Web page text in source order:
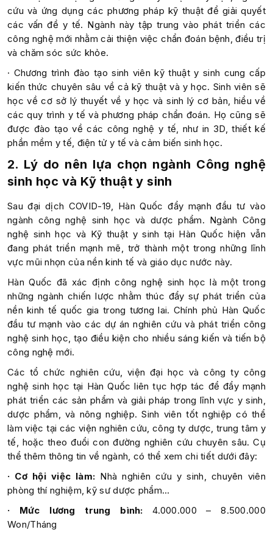
cứu và ứng dụng các phương pháp kỹ thuật để giải quyết
các vấn đề y tế. Ngành này tập trung vào phát triển các
công nghệ mới nhằm cải thiện việc chẩn đoán bệnh, điều trị
và chăm sóc sức khỏe.
· Chương trình đào tạo sinh viên kỹ thuật y sinh cung cấp
kiến thức chuyên sâu về cả kỹ thuật và y học. Sinh viên sẽ
học về cơ sở lý thuyết về y học và sinh lý cơ bản, hiểu về
các quy trình y tế và phương pháp chẩn đoán. Họ cũng sẽ
được đào tạo về các công nghệ y tế, như in 3D, thiết kế
phần mềm y tế, điện tử y tế và cảm biến sinh học.
2. Lý do nên lựa chọn ngành Công nghệ
sinh học và Kỹ thuật y sinh
Sau đại dịch COVID-19, Hàn Quốc đẩy mạnh đầu tư vào
ngành công nghệ sinh học và dược phẩm. Ngành Công
nghệ sinh học và Kỹ thuật y sinh tại Hàn Quốc hiện vẫn
đang phát triển mạnh mẽ, trở thành một trong những lĩnh
vực mũi nhọn của nền kinh tế và giáo dục nước này.
Hàn Quốc đã xác định công nghệ sinh học là một trong
những ngành chiến lược nhằm thúc đẩy sự phát triển của
nền kinh tế quốc gia trong tương lai. Chính phủ Hàn Quốc
đầu tư mạnh vào các dự án nghiên cứu và phát triển công
nghệ sinh học, tạo điều kiện cho nhiều sáng kiến và tiến bộ
công nghệ mới.
Các tổ chức nghiên cứu, viện đại học và công ty công
nghệ sinh học tại Hàn Quốc liên tục hợp tác để đẩy mạnh
phát triển các sản phẩm và giải pháp trong lĩnh vực y sinh,
dược phẩm, và nông nghiệp. Sinh viên tốt nghiệp có thể
làm việc tại các viện nghiên cứu, công ty dược, trung tâm y
tế, hoặc theo đuổi con đường nghiên cứu chuyên sâu. Cụ
thể thêm thông tin về ngành, có thể xem chi tiết dưới đây:
· Cơ hội việc làm: Nhà nghiên cứu y sinh, chuyên viên
phòng thí nghiệm, kỹ sư dược phẩm…
· Mức lương trung bình: 4.000.000 – 8.500.000
Won/Tháng